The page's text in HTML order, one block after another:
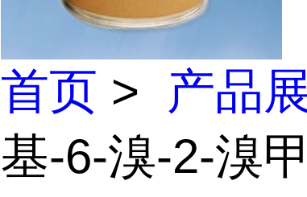
首页 > 产品
基-6-溴-2-溴